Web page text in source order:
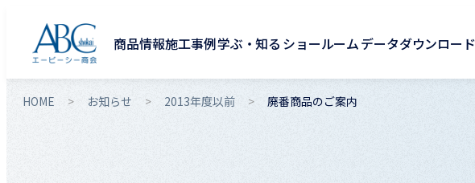
商品情報施工事例学ぶ・知る ショールームデータダウンロード
HOME お知らせ 2013年度以前 廃番商品のご案内